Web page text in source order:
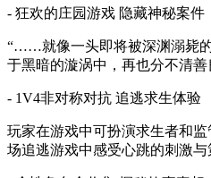
- 狂欢的庄园游戏 隐藏神秘案件
“……就像一头即将被深渊溺毙
于黑暗的漩涡中，再也分不清善
- 1V4非对称对抗 追逃求生体验
玩家在游戏中可扮演求生者和
场追逃游戏中感受心跳的刺激与